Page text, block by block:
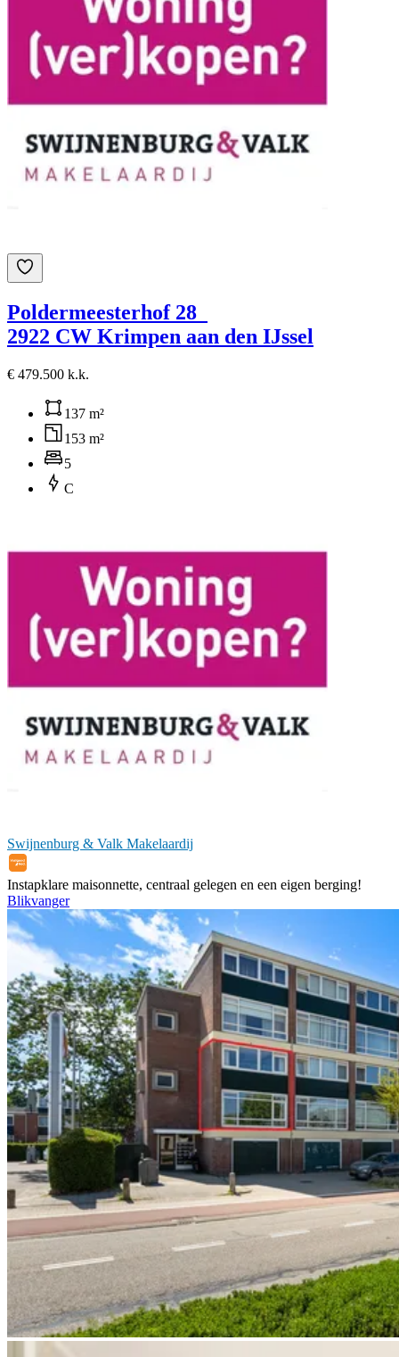
Poldermeesterhof 28
2922 CW Krimpen aan den IJssel
€ 479.500 k.k.
137 m²
153 m²
5
C
Swijnenburg & Valk Makelaardij
Instapklare maisonnette, centraal gelegen en een eigen berging!
Blikvanger